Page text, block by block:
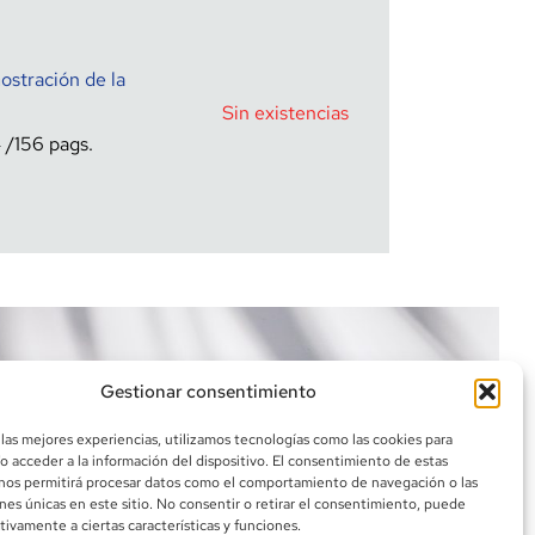
Gestionar consentimiento
mejores experiencias, utilizamos tecnologías como las cookies para
acceder a la información del dispositivo. El consentimiento de estas
permitirá procesar datos como el comportamiento de navegación o las
únicas en este sitio. No consentir o retirar el consentimiento, puede
a ciertas características y funciones.
de la
156
Sin existencias